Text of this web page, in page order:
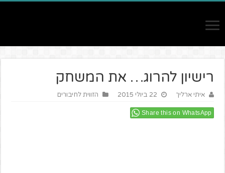
רישיון להרוג… את המשחק
איתי ארליך 22 ביולי 2015 הזווית לחיבורים
Share this on WhatsApp